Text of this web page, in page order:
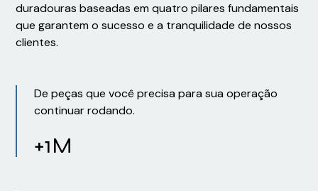
duradouras baseadas em quatro pilares fundamentais
que garantem o sucesso e a tranquilidade de nossos
clientes.
De peças que você precisa para sua operação
continuar rodando.
+1M